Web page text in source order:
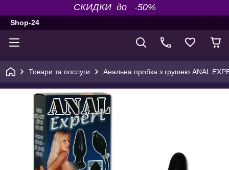
СКИДКИ до -50%
Shop-24
Товари та послуги Анальна пробка з грушею ANAL